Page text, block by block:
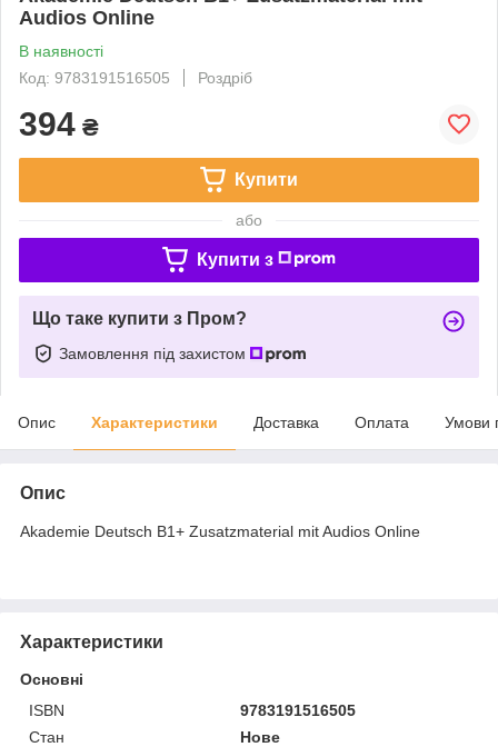
Audios Online
В наявності
Код: 9783191516505
Роздріб
394 ₴
Купити
або
Купити з
Що таке купити з Пром?
Замовлення під захистом
Опис Характеристики Доставка Оплата Умови
Опис
Akademie Deutsch B1+ Zusatzmaterial mit Audios Online
Характеристики
Основні
ISBN
9783191516505
Стан
Нове